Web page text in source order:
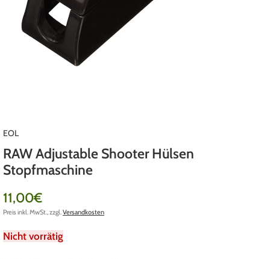
EOL
RAW Adjustable Shooter Hülsen
Stopfmaschine
11,00€
Preis inkl. MwSt., zzgl.Versandkosten
Nicht vorrätig